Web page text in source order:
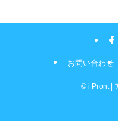
お問い合わせ
© i Pront |